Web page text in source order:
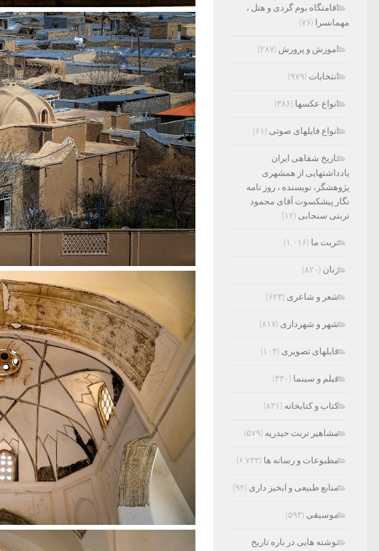
اقامتگاه بوم گردی و هتل ،
مهمانسرا (۷۶)
اموزش و پرورش (۲۸۷)
انتخابات (۹۷۹)
انواع عکسها (۳۸۶)
انواع فایلهای صوتی (۶۱)
تاریخ شفاهی ایران
یادداشتهایی از همشهری
پژوهشگر، نویسنده ، روز نامه
نگار پیشکسوت آقای محمود
تربتی سنجابی (۱۲)
تربت ما (۱,۰۱۶)
زنان (۸۲۰)
شعر و شاعری (۶۲۳)
شهر و شهرداری (۸۱۷)
فایلهای تصویری (۱۰۴)
فیلم و سینما (۳۳۰)
کتاب و کتابخانه (۸۳۱)
مشاهیر تربت حیدریه (۵۷۹)
مطبوعات و رسانه ها (۶,۷۳۳)
منابع طبیعی و ابخیز داری (۹۲)
موسیقی (۵۹۳)
نوشته هایی در باره تاریخ